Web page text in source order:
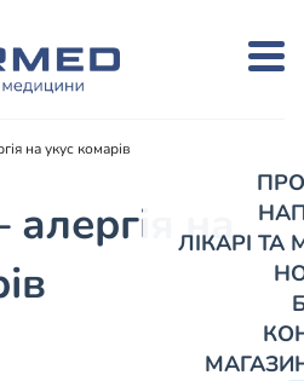
ЛІКАРІ
на укус комарів
алергія на